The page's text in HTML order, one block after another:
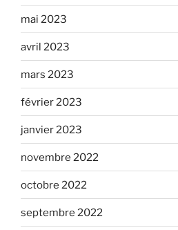
mai 2023
avril 2023
mars 2023
février 2023
janvier 2023
novembre 2022
octobre 2022
septembre 2022